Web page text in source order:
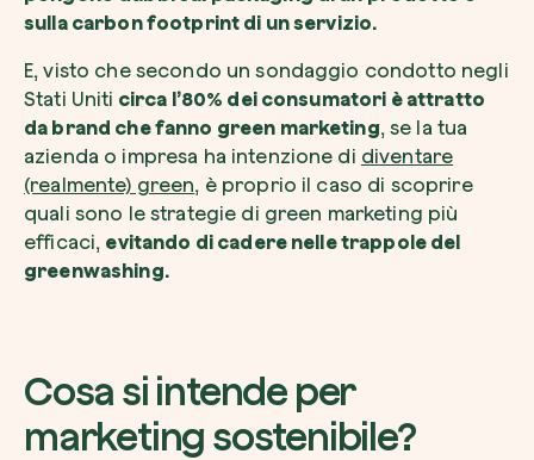
sulla carbon footprint di un servizio.
E, visto che secondo un sondaggio condotto negli
Stati Uniti circa l’80% dei consumatori è attratto
da brand che fanno green marketing, se la tua
azienda o impresa ha intenzione di diventare
(realmente) green, è proprio il caso di scoprire
quali sono le strategie di green marketing più
efficaci, evitando di cadere nelle trappole del
greenwashing.
Cosa si intende per
marketing sostenibile?
Esplora la mappa
tecnologia satellitare.
Inizia a esplorare